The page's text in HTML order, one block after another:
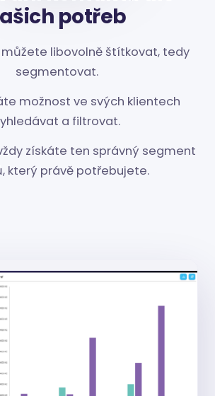
potřeb
můžete libovolně štítkovat, tedy
segmentovat.
možnost ve svých klientech
a filtrovat.
získáte ten správný segment
který právě potřebujete.